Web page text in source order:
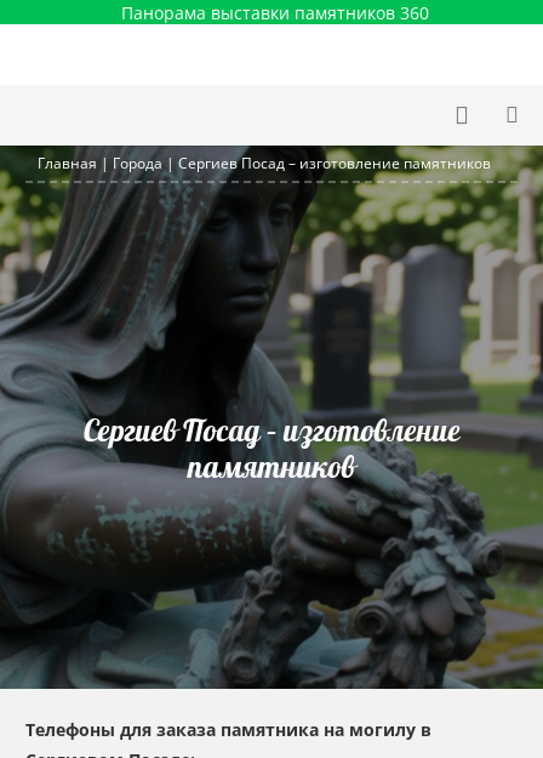
Панорама выставки памятников 360
Главная | Города |Сергиев Посад – изготовление памятников
Сергиев Посад – изготовление
памятников
Телефоны для заказа памятника на могилу в